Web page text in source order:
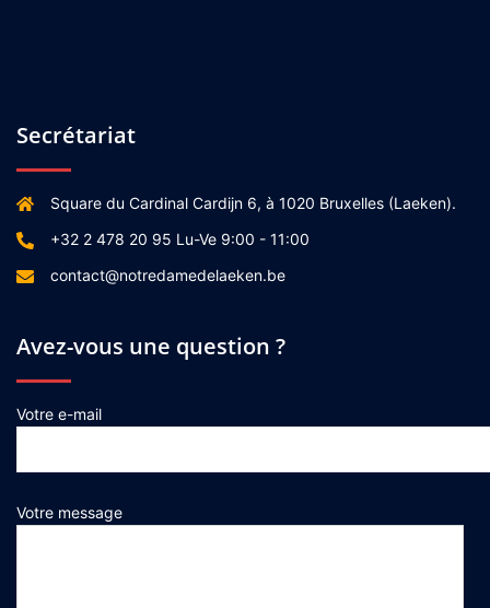
Secrétariat
Square du Cardinal Cardijn 6, à 1020 Bruxelles (Laeken).
+32 2 478 20 95 Lu-Ve 9:00 - 11:00
contact@notredamedelaeken.be
Avez-vous une question ?
Votre e-mail
Votre message